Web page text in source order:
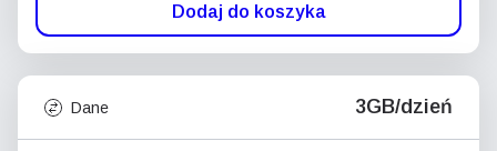
Dodaj do koszyka
Dane 3GB/dzień